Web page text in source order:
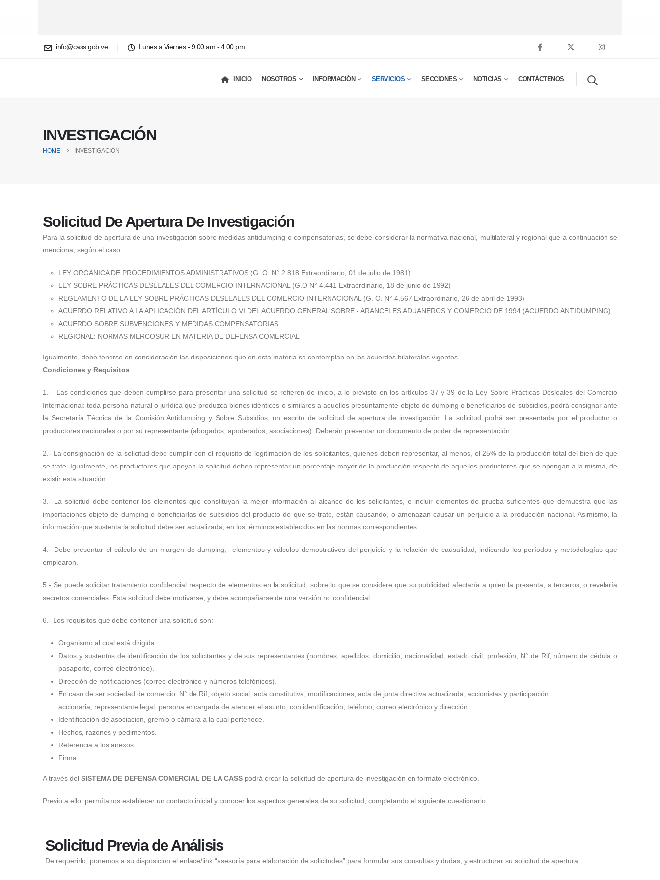
info@cass.gob.ve Lunes a Viernes - 9:00 am - 4:00 pm
INICIO NOSOTROS INFORMACIÓN SERVICIOS SECCIONES NOTICIAS CONTÁCTENOS
INVESTIGACIÓN
HOME INVESTIGACIÓN
Solicitud De Apertura De Investigación
Para la solicitud de apertura de una investigación sobre medidas antidumping o compensatorias, se debe considerar la normativa nacional, multilateral y regional que a continuación se
menciona, según el caso:
LEY ORGÁNICA DE PROCEDIMIENTOS ADMINISTRATIVOS (G. O. N° 2.818 Extraordinario, 01 de julio de 1981)
LEY SOBRE PRÁCTICAS DESLEALES DEL COMERCIO INTERNACIONAL (G.O N° 4.441 Extraordinario, 18 de junio de 1992)
REGLAMENTO DE LA LEY SOBRE PRÁCTICAS DESLEALES DEL COMERCIO INTERNACIONAL (G. O. N° 4.567 Extraordinario, 26 de abril de 1993)
ACUERDO RELATIVO A LA APLICACIÓN DEL ARTÍCULO VI DEL ACUERDO GENERAL SOBRE - ARANCELES ADUANEROS Y COMERCIO DE 1994 (ACUERDO ANTIDUMPING)
ACUERDO SOBRE SUBVENCIONES Y MEDIDAS COMPENSATORIAS
REGIONAL: NORMAS MERCOSUR EN MATERIA DE DEFENSA COMERCIAL
Igualmente, debe tenerse en consideración las disposiciones que en esta materia se contemplan en los acuerdos bilaterales vigentes.
Condiciones y Requisitos
1.- Las condiciones que deben cumplirse para presentar una solicitud se refieren de inicio, a lo previsto en los artículos 37 y 39 de la Ley Sobre Prácticas Desleales del Comercio
Internacional: toda persona natural o jurídica que produzca bienes idénticos o similares a aquellos presuntamente objeto de dumping o beneficiarios de subsidios, podrá consignar ante
la Secretaría Técnica de la Comisión Antidumping y Sobre Subsidios, un escrito de solicitud de apertura de investigación. La solicitud podrá ser presentada por el productor o
productores nacionales o por su representante (abogados, apoderados, asociaciones). Deberán presentar un documento de poder de representación.
2.- La consignación de la solicitud debe cumplir con el requisito de legitimación de los solicitantes, quienes deben representar, al menos, el 25% de la producción total del bien de que
se trate. Igualmente, los productores que apoyan la solicitud deben representar un porcentaje mayor de la producción respecto de aquellos productores que se opongan a la misma, de
existir esta situación.
3.- La solicitud debe contener los elementos que constituyan la mejor información al alcance de los solicitantes, e incluir elementos de prueba suficientes que demuestra que las
importaciones objeto de dumping o beneficiarlas de subsidios del producto de que se trate, están causando, o amenazan causar un perjuicio a la producción nacional. Asimismo, la
información que sustenta la solicitud debe ser actualizada, en los términos establecidos en las normas correspondientes.
4.- Debe presentar el cálculo de un margen de dumping, elementos y cálculos demostrativos del perjuicio y la relación de causalidad, indicando los períodos y metodologías que
emplearon.
5.- Se puede solicitar tratamiento confidencial respecto de elementos en la solicitud, sobre lo que se considere que su publicidad afectaría a quien la presenta, a terceros, o revelaría
secretos comerciales. Esta solicitud debe motivarse, y debe acompañarse de una versión no confidencial.
6.- Los requisitos que debe contener una solicitud son:
Organismo al cual está dirigida.
Datos y sustentos de identificación de los solicitantes y de sus representantes (nombres, apellidos, domicilio, nacionalidad, estado civil, profesión, N° de Rif, número de cédula o
pasaporte, correo electrónico).
Dirección de notificaciones (correo electrónico y números telefónicos).
En caso de ser sociedad de comercio: N° de Rif, objeto social, acta constitutiva, modificaciones, acta de junta directiva actualizada, accionistas y participación
accionaria, representante legal, persona encargada de atender el asunto, con identificación, teléfono, correo electrónico y dirección.
Identificación de asociación, gremio o cámara a la cual pertenece.
Hechos, razones y pedimentos.
Referencia a los anexos.
Firma.
A través del SISTEMA DE DEFENSA COMERCIAL DE LA CASS podrá crear la solicitud de apertura de investigación en formato electrónico.
Previo a ello, permítanos establecer un contacto inicial y conocer los aspectos generales de su solicitud, completando el siguiente cuestionario:
Solicitud Previa de Análisis
De requerirlo, ponemos a su disposición el enlace/link “asesoría para elaboración de solicitudes” para formular sus consultas y dudas, y estructurar su solicitud de apertura.